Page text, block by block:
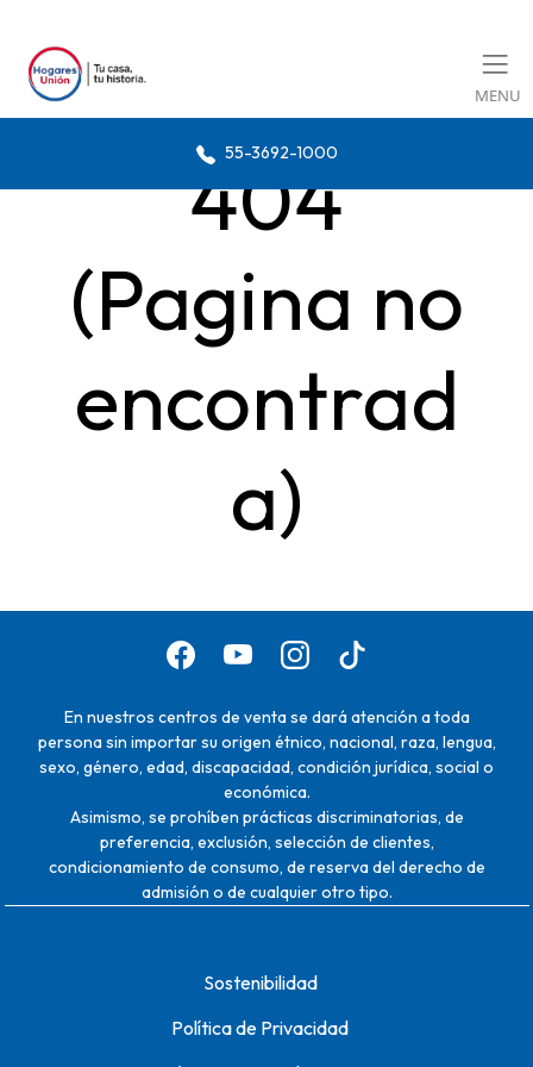
MENU
55-3692-1000
404
(Pagina no
encontrad
a)
En nuestros centros de venta se dará atención a toda
persona sin importar su origen étnico, nacional, raza, lengua,
sexo, género, edad, discapacidad, condición jurídica, social o
económica.
Asimismo, se prohíben prácticas discriminatorias, de
preferencia, exclusión, selección de clientes,
condicionamiento de consumo, de reserva del derecho de
admisión o de cualquier otro tipo.
Sostenibilidad
Política de Privacidad